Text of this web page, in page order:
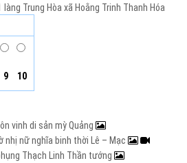
làng Trung Hòa xã Hoằng Trinh Thanh Hóa
9 10
vinh di sản mỳ Quảng
nhị nữ nghĩa binh thời Lê – Mạc
Thạch Linh Thần tướng